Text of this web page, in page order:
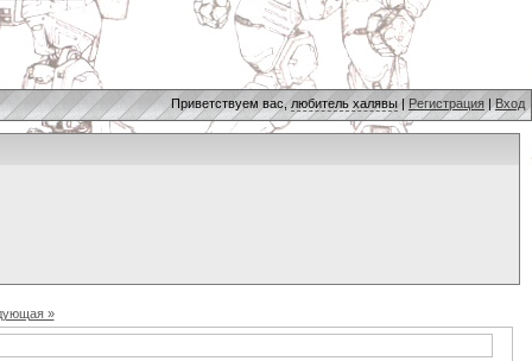
Приветствуем вас, любитель халявы | Регистрация |Вход
»